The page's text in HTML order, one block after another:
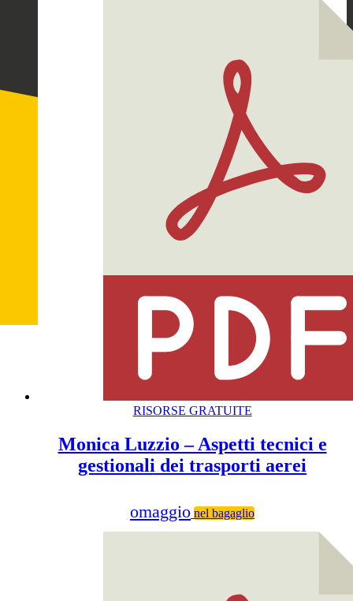
RISORSE GRATUITE
Monica Luzzio – Aspetti tecnici e
gestionali dei trasporti aerei
omaggio nel bagaglio